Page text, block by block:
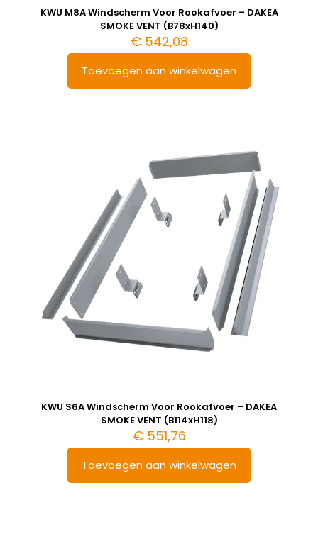
KWU M8A Windscherm Voor Rookafvoer – DAKEA
SMOKE VENT (B78xH140)
€542,08
Toevoegen aan winkelwagen
KWU S6A Windscherm Voor Rookafvoer – DAKEA
SMOKE VENT (B114xH118)
€551,76
Toevoegen aan winkelwagen